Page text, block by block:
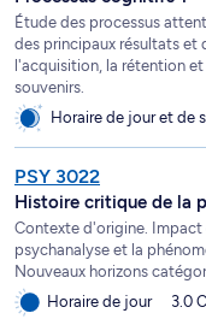
Étude des processus
des principaux résultats et
l'acquisition, la rétention
souvenirs.
Horaire de jour et de
PSY 3022
Histoire critique de la
Contexte d'origine. Impact
psychanalyse et la
Nouveaux horizons
Horaire de jour
3.0